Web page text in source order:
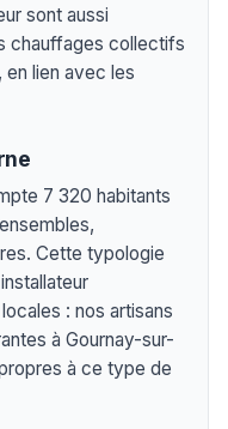
sont aussi
chauffages collectifs
lien avec les
7 320 habitants
Cette typologie
: nos artisans
à Gournay-sur-
à ce type de